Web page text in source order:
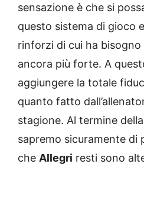
sensazione è che si
questo sistema di gioco
rinforzi di cui ha bisogno
ancora più forte. A
aggiungere la totale
quanto fatto
stagione. Al termine
sapremo sicuramente di
che Allegri resti sono